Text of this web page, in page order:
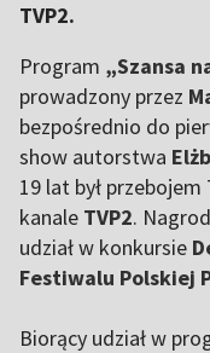
TVP2.
Program „Szansa
prowadzony przez
bezpośrednio do
show autorstwa
19 lat był
kanale TVP2.
udział w konkursie
Festiwalu Polskiej
Biorący udział w